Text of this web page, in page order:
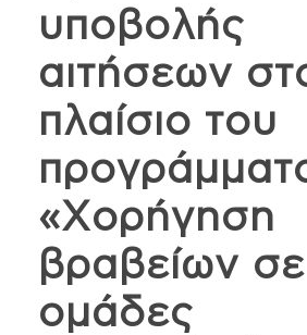
υποβολής
αιτήσεων
πλαίσιο του
«Χορήγηση
βραβείων σε
ομάδες